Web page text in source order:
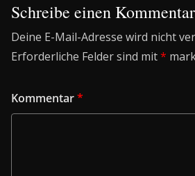
Schreibe einen Kommentar
Deine E-Mail-Adresse wird nicht
Erforderliche Felder sind mit*
Kommentar*